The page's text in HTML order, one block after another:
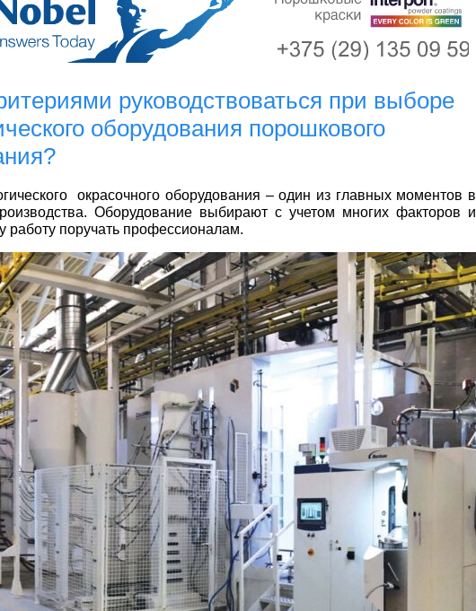
руководствоваться при выборе
оборудования порошкового
окрасочного оборудования – один из главных моментов в
Оборудование выбирают с учетом многих факторов и
работу поручать профессионалам.